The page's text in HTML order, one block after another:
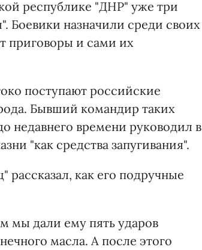
республике "ДНР" уже три
Боевики назначили среди своих
приговоры и сами их
поступают российские
Бывший командир таких
недавнего времени руководил в
"как средства запугивания".
как его подручные
мы дали ему пять ударов
масла. А после этого